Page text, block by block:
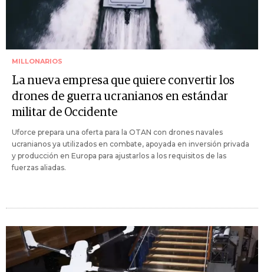
MILLONARIOS
La nueva empresa que quiere convertir los
drones de guerra ucranianos en estándar
militar de Occidente
Uforce prepara una oferta para la OTAN con drones navales
ucranianos ya utilizados en combate, apoyada en inversión privada
y producción en Europa para ajustarlos a los requisitos de las
fuerzas aliadas.